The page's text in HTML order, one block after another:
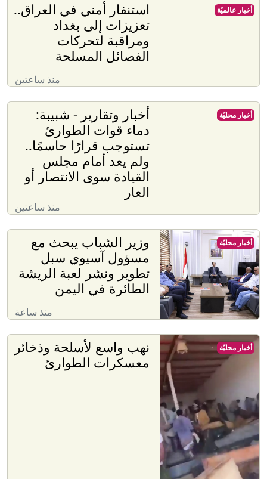
استنفار أمني في العراق..
تعزيزات إلى بغداد
ومراقبة لتحركات
الفصائل المسلحة
منذ ساعتين
أخبار عالميّة
أخبار وتقارير - شبيبة:
دماء قوات الطوارئ
تستوجب قرارًا حاسمًا..
ولم يعد أمام مجلس
القيادة سوى الانتصار أو
العار
منذ ساعتين
أخبار محليّة
وزير الشباب يبحث مع
مسؤول آسيوي سبل
تطوير ونشر لعبة الريشة
الطائرة في اليمن
منذ ساعة
أخبار محليّة
نهب واسع لأسلحة وذخائر
معسكرات الطوارئ
أخبار محليّة